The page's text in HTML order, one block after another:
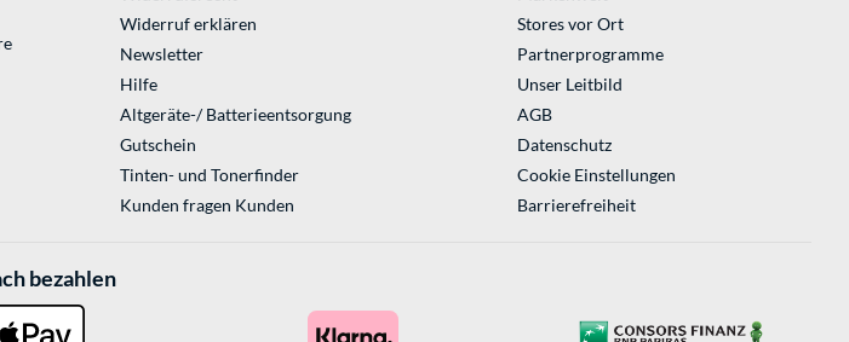
Widerruf erklären
Newsletter
Hilfe
Altgeräte-/ Batterieentsorgung
Gutschein
Tinten- und Tonerfinder
Kunden fragen Kunden
Stores vor Ort
Partnerprogramme
Unser Leitbild
AGB
Datenschutz
Cookie Einstellungen
Barrierefreiheit
bezahlen